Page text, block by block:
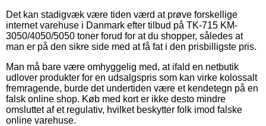
Det kan stadigvæk være tiden værd at prøve forskellige
internet varehuse i Danmark efter tilbud på TK-715 KM-
3050/4050/5050 toner forud for at du shopper, således at
man er på den sikre side med at få fat i den prisbilligste pris.
Man må bare være omhyggelig med, at ifald en netbutik
udlover produkter for en udsalgspris som kan virke kolossalt
fremragende, burde det undertiden være et kendetegn på en
falsk online shop. Køb med kort er ikke desto mindre
omsluttet af et regulativ, hvilket beskytter folk imod falske
online varehuse.